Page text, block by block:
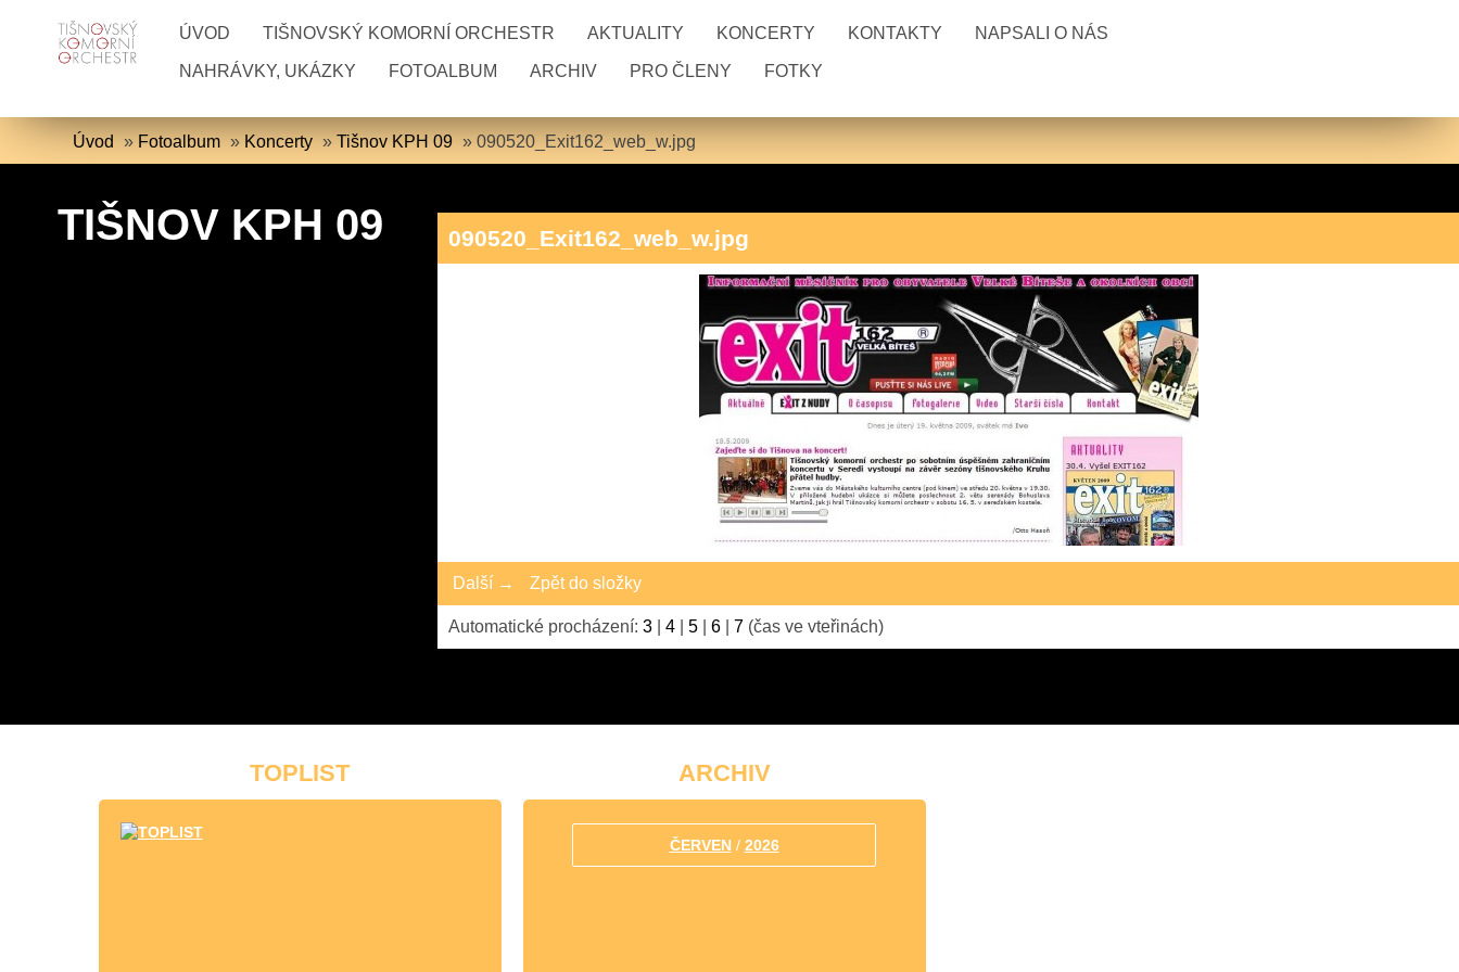
ÚVOD TIŠNOVSKÝ KOMORNÍ ORCHESTR AKTUALITY KONCERTY KONTAKTY NAPSALI O NÁS
NAHRÁVKY, UKÁZKY FOTOALBUM ARCHIV PRO ČLENY FOTKY
Úvod » Fotoalbum » Koncerty »Tišnov KPH 09 »090520_Exit162_web_w.jpg
TIŠNOV KPH 09 090520_Exit162_web_w.jpg
Další → Zpět do složky
Automatické procházení:3 |4 |5 |6 |7 (čas ve vteřinách)
TOPLIST ARCHIV
ČERVEN/ 2026